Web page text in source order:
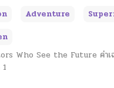
Adventure
Who See the Future ค่า
1